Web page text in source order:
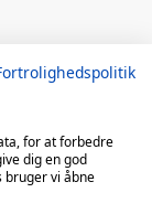
15:00
for at forbedre
dig en god
bruger vi åbne